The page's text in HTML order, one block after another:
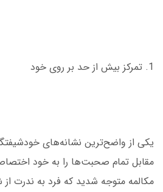
1. تمرکز بیش از حد بر روی خود
یکی از واضح‌ترین نشانه‌های
مقابل تمام صحبت‌ها را به خود
مکالمه متوجه شدید که فرد به ندرت